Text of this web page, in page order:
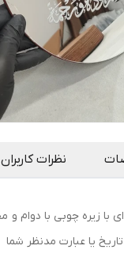
نظرات کاربران
با زیره چوبی با دوام
یا عبارت مدنظر شما